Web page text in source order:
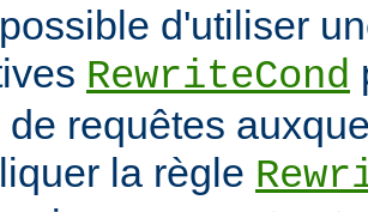
d'utiliser
RewriteCond
de requêtes
la règle